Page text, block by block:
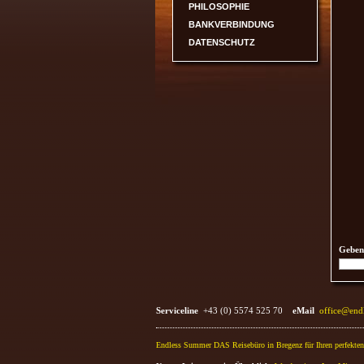
PHILOSOPHIE
BANKVERBINDUNG
DATENSCHUTZ
Serviceline +43 (0) 5574 525 70 eMail office@
Endless Summer DAS Reisebüro in Bregenz für Ihren